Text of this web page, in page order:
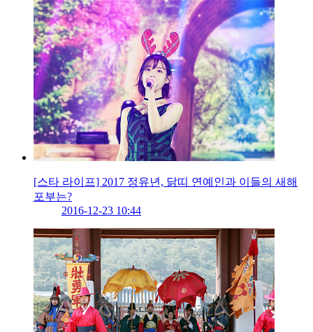
[스타 라이프] 2017 정유년, 닭띠 연예인과 이들의 새해
포부는?
2016-12-23 10:44